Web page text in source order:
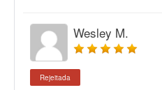
Wesley M.
Rejeitada